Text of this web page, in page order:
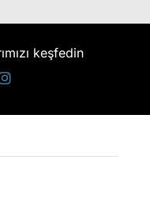
keşfedin